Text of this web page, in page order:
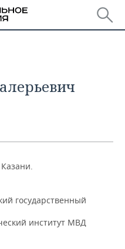
государственный
институт МВД